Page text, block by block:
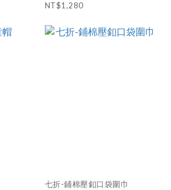
NT$1,280
七折-鋪棉壓釦口袋圍巾